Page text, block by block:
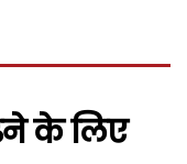
के लिए